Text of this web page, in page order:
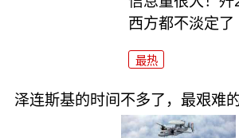
西方都不淡定了
最热
泽连斯基的时间不多了，最艰难